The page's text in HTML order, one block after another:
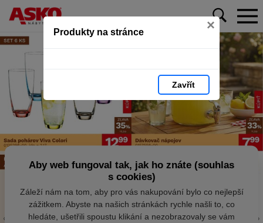
Produkty na stránce ×
Zavřít
Aby web fungoval tak, jak ho znáte (souhlas
s cookies)
Záleží nám na tom, aby pro vás nakupování bylo co nejlepší
zážitkem. Abyste na našich stránkách rychle našli to, co
hledáte, ušetřili spoustu klikání a nezobrazovaly se vám